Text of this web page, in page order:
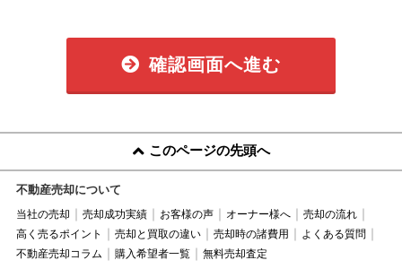
確認画面へ進む
このページの先頭へ
不動産売却について
当社の売却 売却成功実績 お客様の声 オーナー様へ
売却の流れ
高く売るポイント
売却と買取の違い 売却時の諸費用
よくある質問
不動産売却コラム
購入希望者一覧 無料売却査定